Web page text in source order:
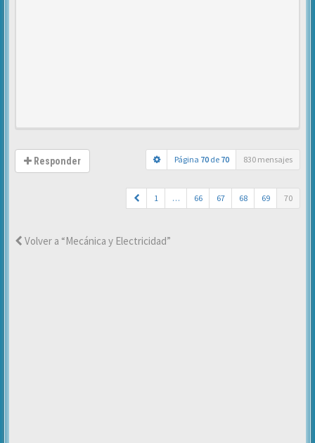
Responder Página 70 de 70 830 mensajes
1 … 66 67 68 69 70
Volver a “Mecánica y Electricidad”